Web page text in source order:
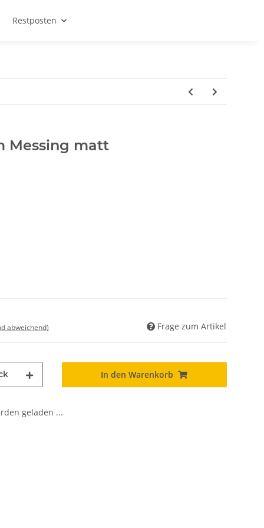
Restposten
Messing matt
abweichend) Frage zum Artikel
In den Warenkorb
geladen ...